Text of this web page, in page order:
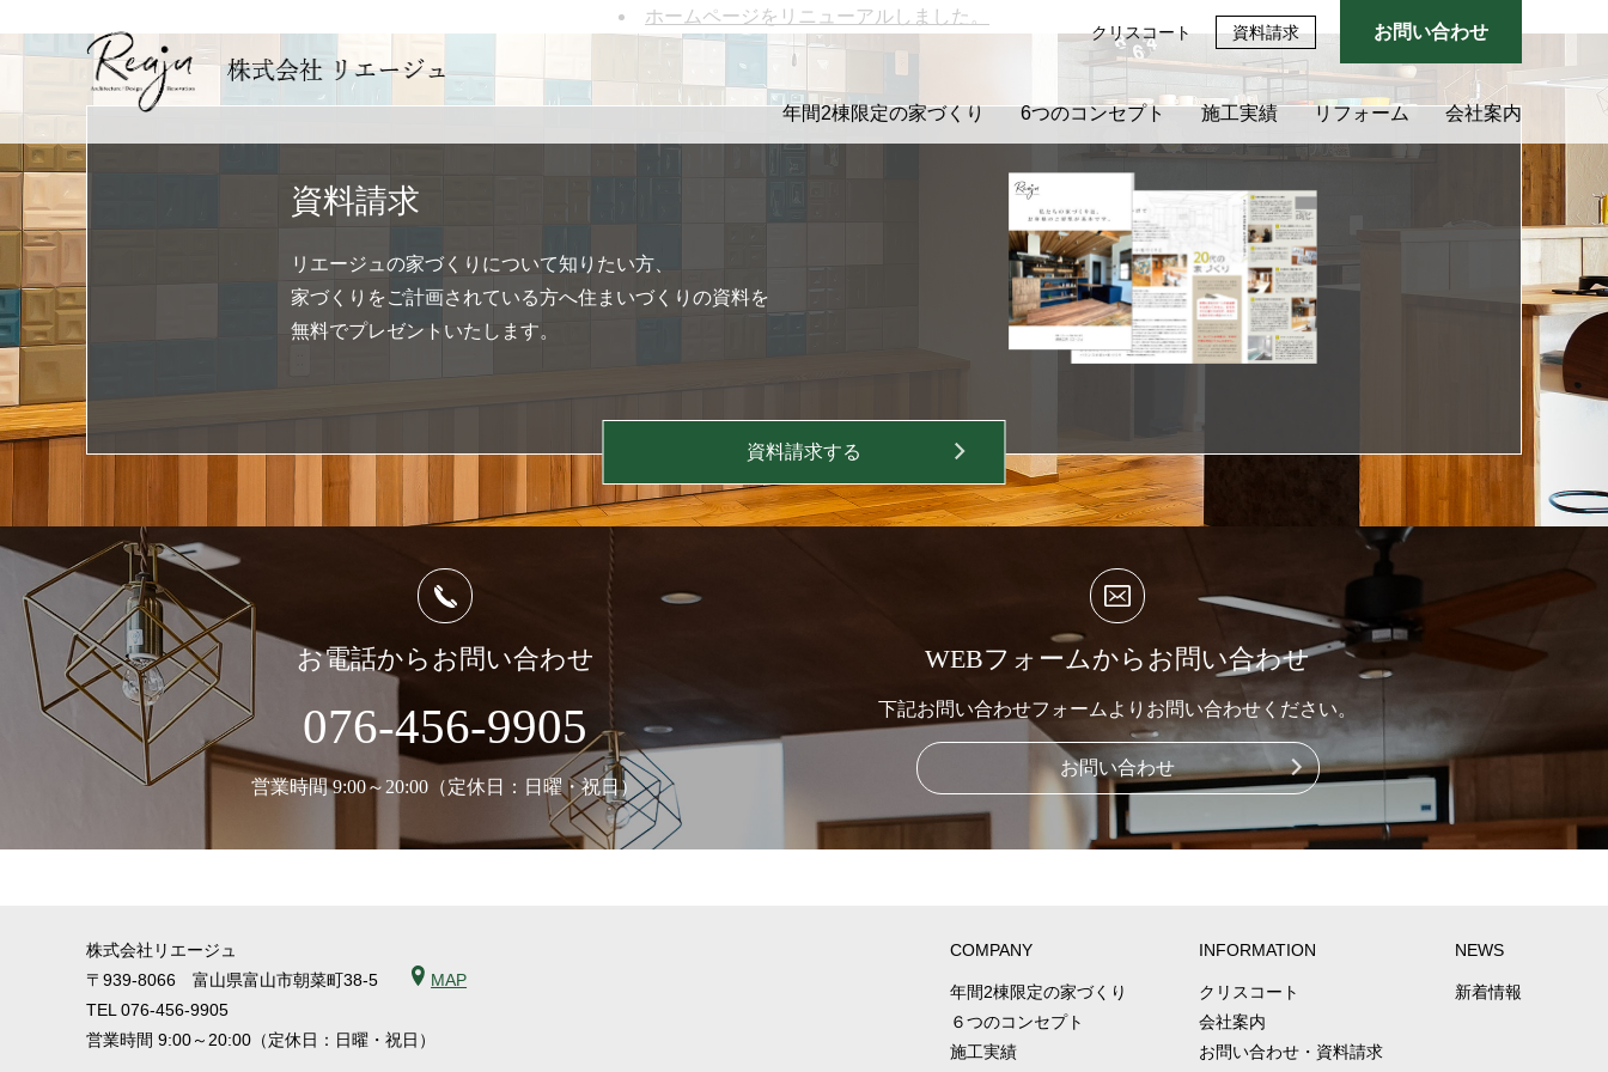
クリスコート 資料請求 お問い合わせ
年間2棟限定の家づくり 6つのコンセプト 施工実績 リフォーム 会社案内
ホームページをリニューアルしました。
資料請求
リエージュの家づくりについて知りたい方、
家づくりをご計画されている方へ住まいづくりの資料を
無料でプレゼントいたします。
資料請求する
お電話からお問い合わせ
076-456-9905
営業時間 9:00～20:00（定休日：日曜・祝日）
WEBフォームからお問い合わせ
下記お問い合わせフォームよりお問い合わせください。
お問い合わせ
株式会社リエージュ
〒939-8066 富山県富山市朝菜町38-5
MAP
TEL 076-456-9905
営業時間 9:00～20:00（定休日：日曜・祝日）
COMPANY
年間2棟限定の家づくり
６つのコンセプト
施工実績
INFORMATION
クリスコート
会社案内
お問い合わせ ・ 資料請求
NEWS
新着情報